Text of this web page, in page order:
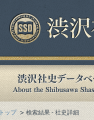
トップ 検索結果 - 社史詳細